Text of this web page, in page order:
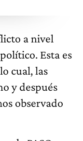
a nivel
Esta es
cual, las
y después
observado